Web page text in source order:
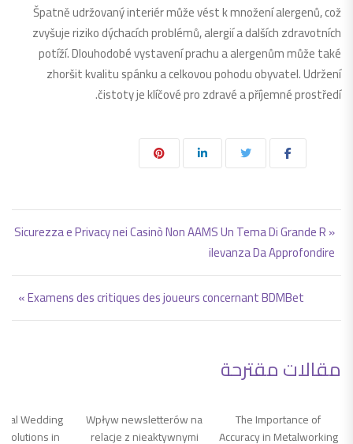
Špatně udržovaný interiér může vést k množení alergenů, což
zvyšuje riziko dýchacích problémů, alergií a dalších zdravotních
potíží. Dlouhodobé vystavení prachu a alergenům může také
zhoršit kvalitu spánku a celkovou pohodu obyvatel. Udržení
čistoty je klíčové pro zdravé a příjemné prostředí.
تصفّح المقالات
« Sicurezza e Privacy nei Casinò Non AAMS Un Tema Di Grande R
ilevanza Da Approfondire
Examens des critiques des joueurs concernant BDMBet »
مقالات مقترحة
The Importance of
Accuracy in Metalworking
Wpływ newsletterów na
relacje z nieaktywnymi
Wedding
Solutions in